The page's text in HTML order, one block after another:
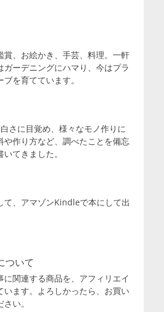
賞、お絵かき、手芸、料理。一軒
ガーデニングにハマり、今はプラ
を育てています。
さに目覚め、様々なモノ作りに
や作り方など、調べたことを備忘
てきました。
て、アマゾンKindleで本にして出
ついて
に関連する商品を、アフィリエイ
います。よろしかったら、お買い
い。